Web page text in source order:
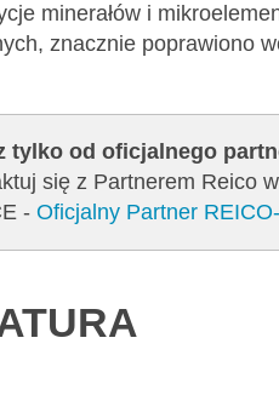
minerałów i
znacznie poprawiono
od oficjalnego
się z Partnerem Reico
- Oficjalny Partner